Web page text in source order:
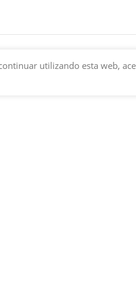
utilizando esta web,